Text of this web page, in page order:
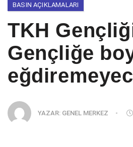
BASIN AÇIKLAMALARI
TKH
Gençliğe
YAZAR: GENEL MERKEZ -